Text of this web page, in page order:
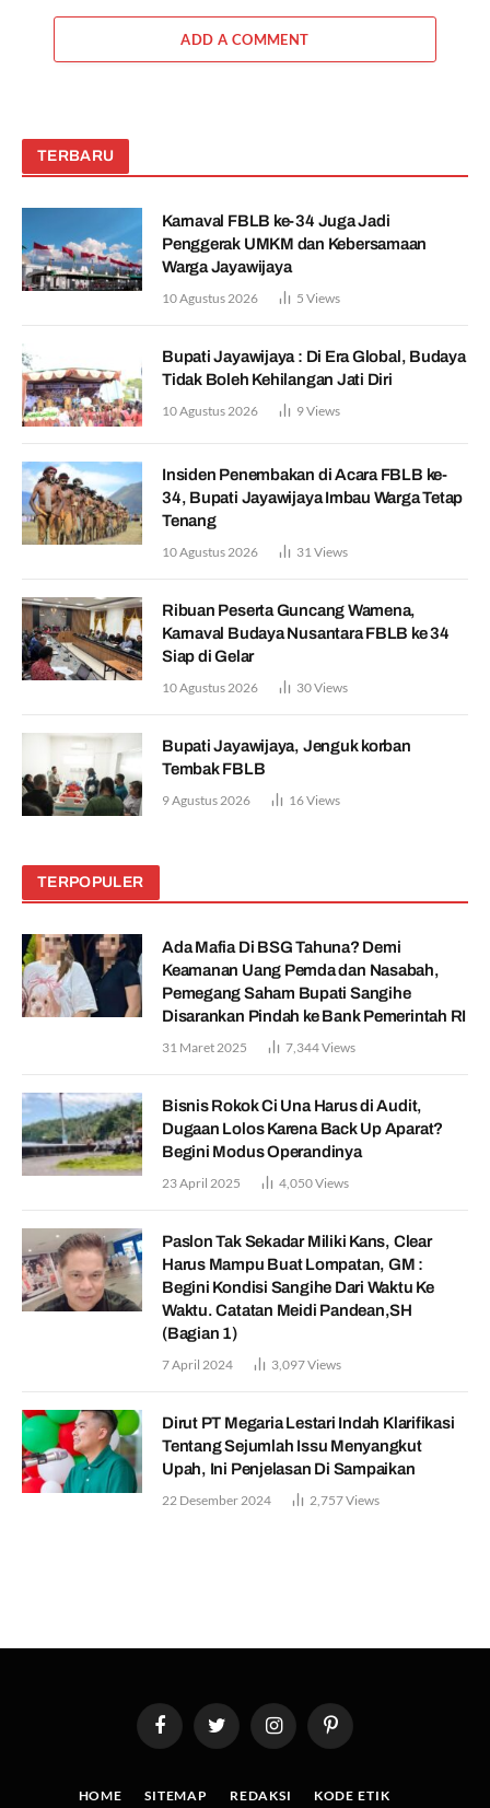
ADD A COMMENT
TERBARU
Karnaval FBLB ke-34 Juga Jadi
Penggerak UMKM dan Kebersamaan
Warga Jayawijaya
10 Agustus 2026 5 Views
Bupati Jayawijaya : Di Era Global, Budaya
Tidak Boleh Kehilangan Jati Diri
10 Agustus 2026 9Views
Insiden Penembakan di Acara FBLB ke-
34, Bupati Jayawijaya Imbau Warga Tetap
Tenang
10 Agustus 2026 31Views
Ribuan Peserta Guncang Wamena,
Karnaval Budaya Nusantara FBLB ke 34
Siap di Gelar
10 Agustus 2026 30Views
Bupati Jayawijaya, Jenguk korban
Tembak FBLB
9 Agustus 2026 16Views
TERPOPULER
Ada Mafia Di BSG Tahuna? Demi
Keamanan Uang Pemda dan Nasabah,
Pemegang Saham Bupati Sangihe
Disarankan Pindah ke Bank Pemerintah RI
31 Maret 2025 7,344Views
Bisnis Rokok Ci Una Harus di Audit,
Dugaan Lolos Karena Back Up Aparat?
Begini Modus Operandinya
23 April 2025 4,050Views
Paslon Tak Sekadar Miliki Kans, Clear
Harus Mampu Buat Lompatan, GM :
Begini Kondisi Sangihe Dari Waktu Ke
Waktu. Catatan Meidi Pandean,SH
(Bagian 1)
7 April 2024 3,097Views
Dirut PT Megaria Lestari Indah Klarifikasi
Tentang Sejumlah Issu Menyangkut
Upah, Ini Penjelasan Di Sampaikan
22 Desember 2024 2,757Views
FacebookTwitter InstagramPinterest
HOME SITEMAP REDAKSI KODE ETIK